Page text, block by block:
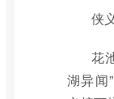
侠
花
湖异闻